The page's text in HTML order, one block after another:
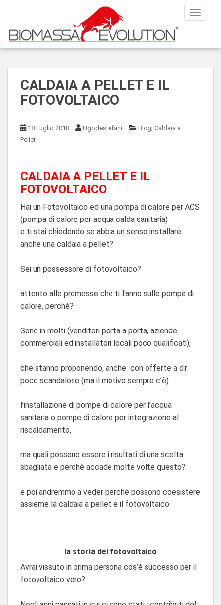
t
CALDAIA A PELLET E IL
FOTOVOLTAICO
18 Luglio 2018 Ugodestefani Blog, Caldaia a
Pellet
CALDAIA A PELLET E IL
FOTOVOLTAICO
Hai un Fotovoltaico ed una pompa di calore per ACS
(pompa di calore per acqua calda sanitaria)
e ti stai chiedendo se abbia un senso installare
anche una caldaia a pellet?
Sei un possessore di fotovoltaico?
attento alle promesse che ti fanno sulle pompe di
calore, perchè?
Sono in molti (venditori porta a porta, aziende
commerciali ed installatori locali poco qualificati),
che stanno proponendo, anche con offerte a dir
poco scandalose (ma il motivo sempre c’è)
l’installazione di pompe di calore per l’acqua
sanitaria o pompe di calore per integrazione al
riscaldamento,
ma quali possono essere i risultati di una scelta
sbagliata e perchè accade molte volte questo?
e poi andremmo a veder perchè possono coesistere
assieme la caldaia a pellet e il fotovoltaico
la storia del fotovoltaico
Avrai vissuto in prima persona cos’è successo per il
fotovoltaico vero?